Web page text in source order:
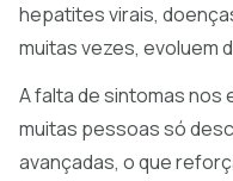
hepatites virais,
muitas vezes, evoluem
A falta de sintomas nos
muitas pessoas só
avançadas, o que